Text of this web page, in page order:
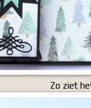
Zo ziet